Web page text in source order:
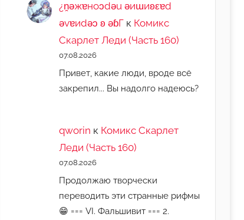
¿n̯ǝжɐноɔdǝu ǝиɯиʚεɐd
ǝvɐиdǝɔ ʚ ǝɓГ к Комикс
Скарлет Леди (Часть 160)
07.08.2026
Привет, какие люди, вроде всё
закрепил... Вы надолго надеюсь?
qworin к Комикс Скарлет
Леди (Часть 160)
07.08.2026
Продолжаю творчески
переводить эти странные рифмы
😁 === VI. Фальшивит === 2.